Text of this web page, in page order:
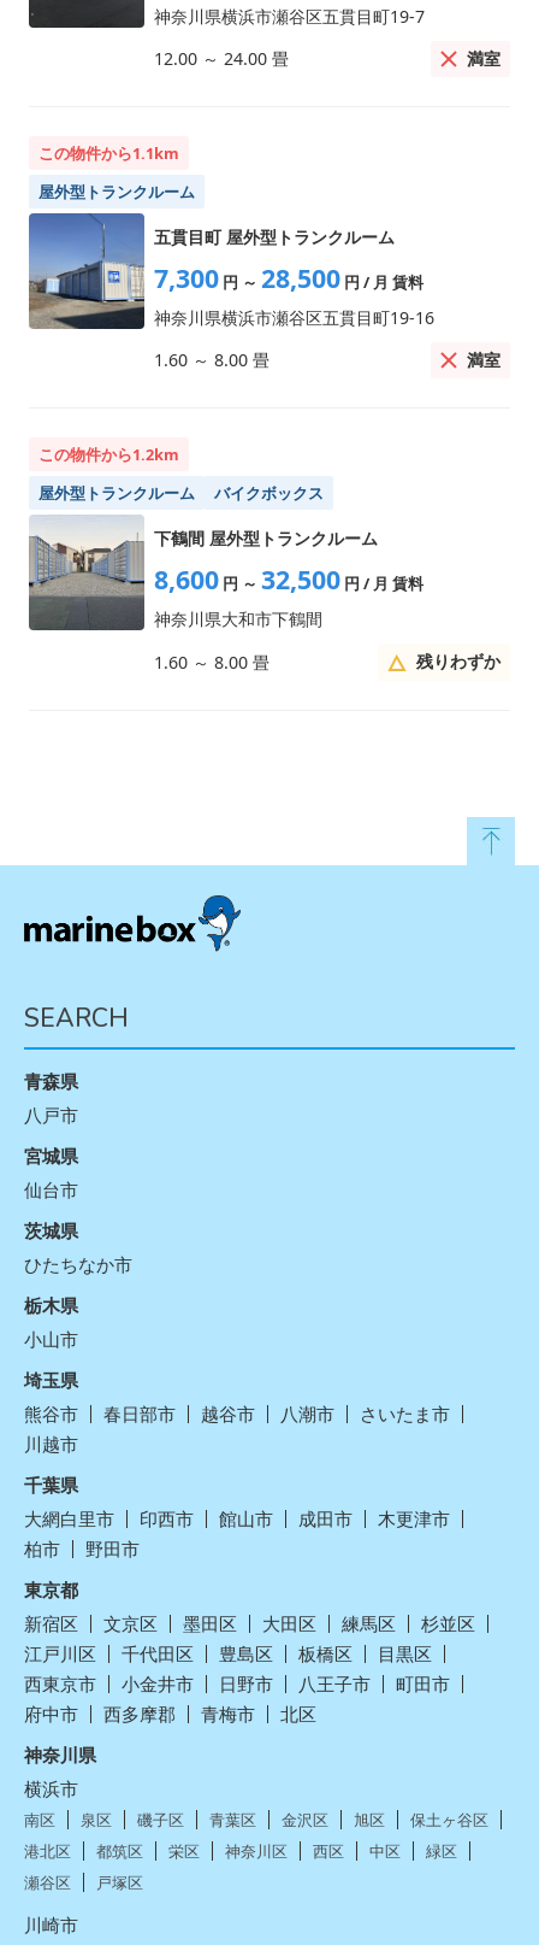
神奈川県横浜市瀬谷区五貫目町19-7
12.00 ～ 24.00 畳 満室
この物件から1.1km
屋外型トランクルーム
五貫目町 屋外型トランクルーム
7,300 円 ～ 28,500 円 / 月 賃料
神奈川県横浜市瀬谷区五貫目町19-16
1.60 ～ 8.00 畳 満室
この物件から1.2km
屋外型トランクルーム
バイクボックス
下鶴間 屋外型トランクルーム
8,600 円 ～ 32,500 円 / 月 賃料
神奈川県大和市下鶴間
1.60 ～ 8.00 畳 残りわずか
SEARCH
青森県
八戸市
宮城県
仙台市
茨城県
ひたちなか市
栃木県
小山市
埼玉県
熊谷市
春日部市 越谷市 八潮市
さいたま市
川越市
千葉県
大網白里市
印西市 館山市 成田市
木更津市
柏市
野田市
東京都
新宿区
文京区 墨田区 大田区 練馬区
杉並区
江戸川区
千代田区 豊島区 板橋区
目黒区
西東京市
小金井市 日野市 八王子市
町田市
府中市
西多摩郡 青梅市
北区
神奈川県
横浜市
南区 泉区 磯子区 青葉区 金沢区 旭区
保土ヶ谷区
港北区
都筑区 栄区 神奈川区 西区 中区
緑区
瀬谷区
戸塚区
川崎市